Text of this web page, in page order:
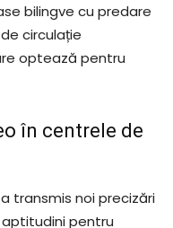
bilingve cu predare
circulație
optează pentru
în centrele de
transmis noi precizări
pentru